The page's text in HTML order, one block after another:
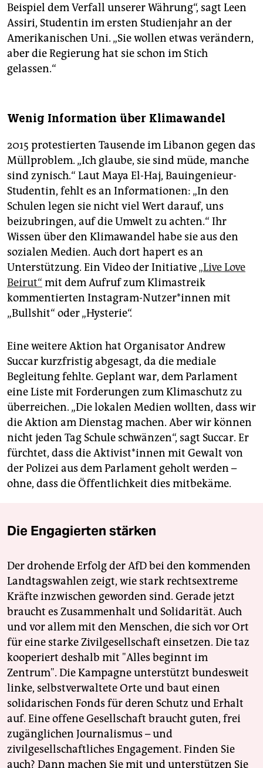
Beispiel dem Verfall unserer Währung“, sagt Leen
Assiri, Studentin im ersten Studienjahr an der
Amerikanischen Uni. „Sie wollen etwas verändern,
aber die Regierung hat sie schon im Stich
gelassen.“
Wenig Information über Klimawandel
2015 protestierten Tausende im Libanon gegen das
Müllproblem. „Ich glaube, sie sind müde, manche
sind zynisch.“ Laut Maya El-Haj, Bauingenieur-
Studentin, fehlt es an Informationen: „In den
Schulen legen sie nicht viel Wert darauf, uns
beizubringen, auf die Umwelt zu achten.“ Ihr
Wissen über den Klimawandel habe sie aus den
sozialen Medien. Auch dort hapert es an
Unterstützung. Ein Video der Initiative„Live Love
Beirut“ mit dem Aufruf zum Klimastreik
kommentierten Instagram-Nutzer*innen mit
„Bullshit“ oder „Hysterie“.
Eine weitere Aktion hat Organisator Andrew
Succar kurzfristig abgesagt, da die mediale
Begleitung fehlte. Geplant war, dem Parlament
eine Liste mit Forderungen zum Klimaschutz zu
überreichen. „Die lokalen Medien wollten, dass wir
die Aktion am Dienstag machen. Aber wir können
nicht jeden Tag Schule schwänzen“, sagt Succar. Er
fürchtet, dass die Aktivist*innen mit Gewalt von
der Polizei aus dem Parlament geholt werden –
ohne, dass die Öffentlichkeit dies mitbekäme.
Die Engagierten stärken
Der drohende Erfolg der AfD bei den kommenden
Landtagswahlen zeigt, wie stark rechtsextreme
Kräfte inzwischen geworden sind. Gerade jetzt
braucht es Zusammenhalt und Solidarität. Auch
und vor allem mit den Menschen, die sich vor Ort
für eine starke Zivilgesellschaft einsetzen. Die taz
kooperiert deshalb mit "Alles beginnt im
Zentrum". Die Kampagne unterstützt bundesweit
linke, selbstverwaltete Orte und baut einen
solidarischen Fonds für deren Schutz und Erhalt
auf. Eine offene Gesellschaft braucht guten, frei
zugänglichen Journalismus – und
zivilgesellschaftliches Engagement. Finden Sie
auch? Dann machen Sie mit und unterstützen Sie